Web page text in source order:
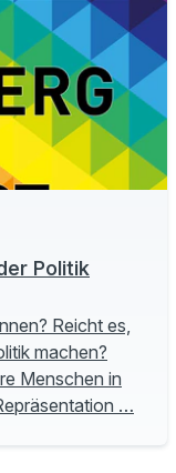
Politik
Reicht es,
machen?
Menschen in
…